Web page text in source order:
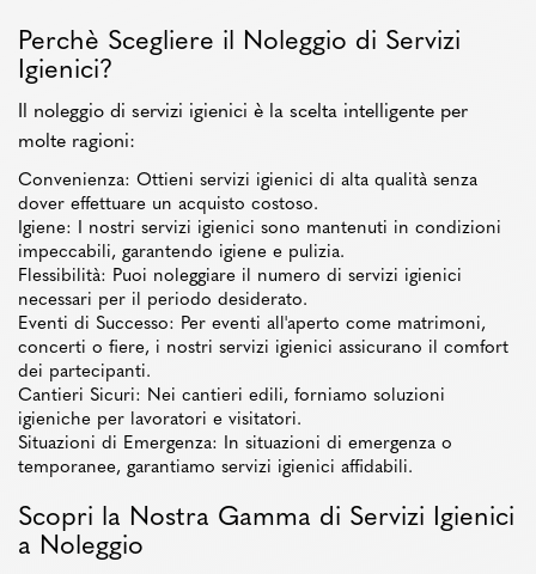
Perchè Scegliere il Noleggio di Servizi
Igienici?
Il noleggio di servizi igienici è la scelta intelligente per
molte ragioni:
Convenienza: Ottieni servizi igienici di alta qualità senza
dover effettuare un acquisto costoso.
Igiene: I nostri servizi igienici sono mantenuti in condizioni
impeccabili, garantendo igiene e pulizia.
Flessibilità: Puoi noleggiare il numero di servizi igienici
necessari per il periodo desiderato.
Eventi di Successo: Per eventi all'aperto come matrimoni,
concerti o fiere, i nostri servizi igienici assicurano il comfort
dei partecipanti.
Cantieri Sicuri: Nei cantieri edili, forniamo soluzioni
igieniche per lavoratori e visitatori.
Situazioni di Emergenza: In situazioni di emergenza o
temporanee, garantiamo servizi igienici affidabili.
Scopri la Nostra Gamma di Servizi Igienici
a Noleggio